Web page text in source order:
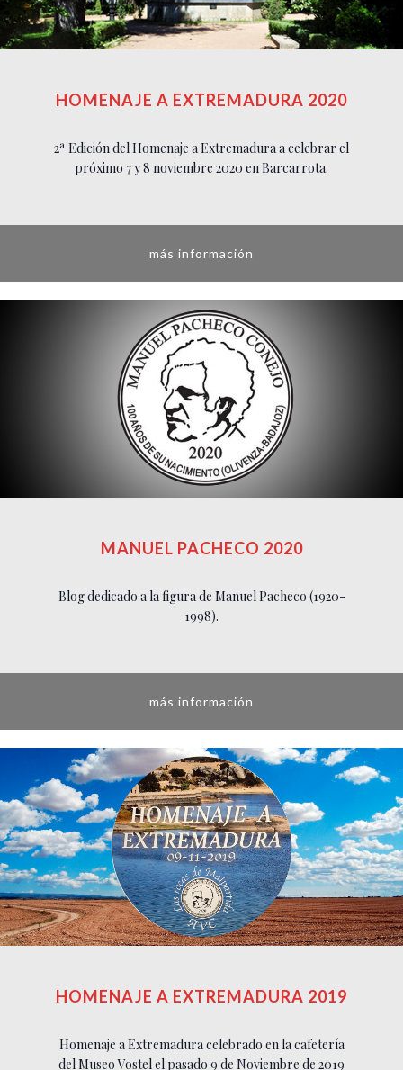
HOMENAJE A EXTREMADURA 2020
2ª Edición del Homenaje a Extremadura a celebrar el
próximo 7 y 8 noviembre 2020 en Barcarrota.
más información
MANUEL PACHECO 2020
Blog dedicado a la figura de Manuel Pacheco (1920-
1998).
más información
HOMENAJE A EXTREMADURA 2019
Homenaje a Extremadura celebrado en la cafetería
del Museo Vostel el pasado 9 de Noviembre de 2019